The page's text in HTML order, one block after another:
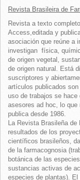
Revista Brasileira de
Revista a texto
Access,editada y
asociación que reúne a
investigan física,
de origen vegetal,
de origen natural. Está
suscriptores y
artículos publicados
uso de trabajos se
asesores ad hoc, lo
publica desde 1986.
La Revista Brasileña
resultados de los
científicos brasileños,
de la farmacognosia
botánica de las
sustancias activas de
especies de plantas).